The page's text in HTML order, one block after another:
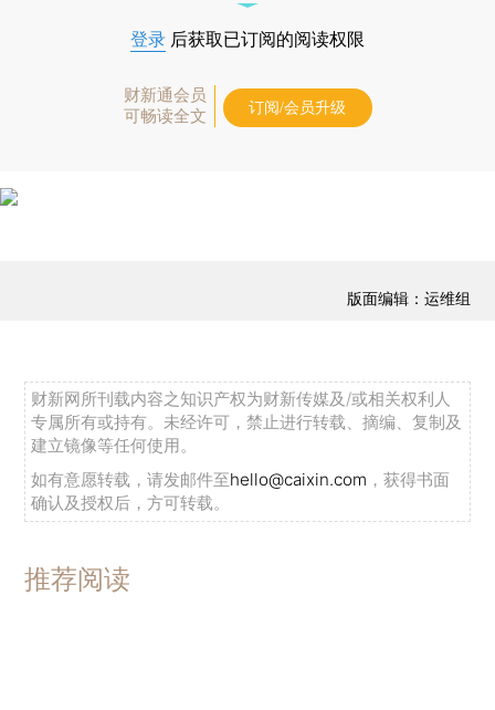
登录 后获取已订阅的阅读权限
财新通会员
可畅读全文
订阅/会员升级
版面编辑：运维组
财新网所刊载内容之知识产权为财新传媒及/或相关权利人
专属所有或持有。未经许可，禁止进行转载、摘编、复制及
建立镜像等任何使用。
如有意愿转载，请发邮件至hello@caixin.com ，获得书面
确认及授权后，方可转载。
推荐阅读